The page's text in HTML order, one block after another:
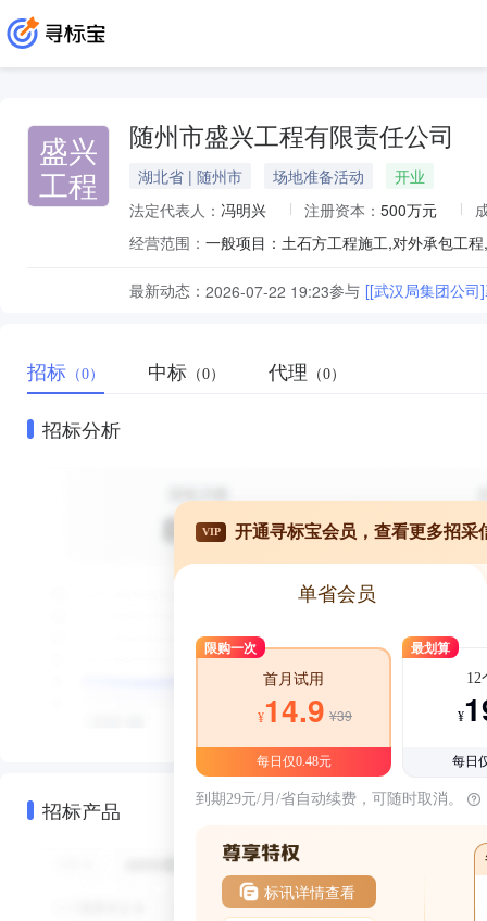
盛兴
工程
随州市盛兴工程有限责任公司
湖北省 | 随州市 场地准备活动
开业
法定代表人： 冯明兴 注册资本： 500万元
经营范围：
最新动态： 2026-07-22 19:23参与 [[武汉局集团公
招标 （0） 中标 （0） 代理 （0）
招标分析
招标产品
VIP 开通寻标宝会员，查看更多招采
单省会员
限购一次
首月试用
¥14.9 ¥39
每日仅0.48元
最划算
12
¥
每日
到期29元/月/省自动续费，可随时取消。
标讯详情查看